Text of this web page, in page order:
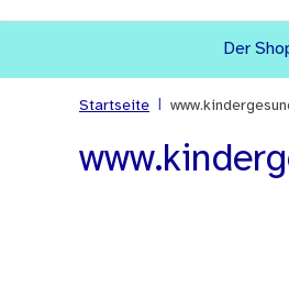
Der
Startseite